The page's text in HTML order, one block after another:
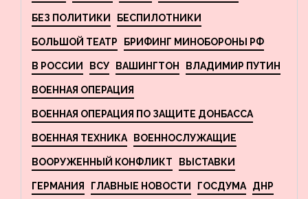
БЕЗ ПОЛИТИКИ БЕСПИЛОТНИКИ
БОЛЬШОЙ ТЕАТР БРИФИНГ МИНОБОРОНЫ РФ
В РОССИИ ВСУ ВАШИНГТОН ВЛАДИМИР ПУТИН
ВОЕННАЯ ОПЕРАЦИЯ
ВОЕННАЯ ОПЕРАЦИЯ ПО ЗАЩИТЕ ДОНБАССА
ВОЕННАЯ ТЕХНИКА ВОЕННОСЛУЖАЩИЕ
ВООРУЖЕННЫЙ КОНФЛИКТ ВЫСТАВКИ
ГЕРМАНИЯ ГЛАВНЫЕ НОВОСТИ ГОСДУМА ДНР